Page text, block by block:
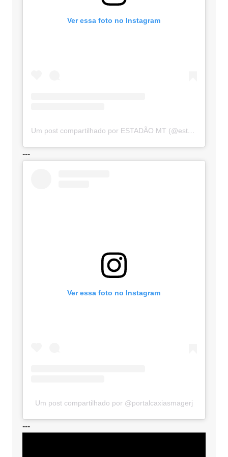
Ver essa foto no Instagram
Um post compartilhado por ESTADÃO MT (@estadaomt)
---
Ver essa foto no Instagram
Um post compartilhado por @portalcaxiasmagerj
---